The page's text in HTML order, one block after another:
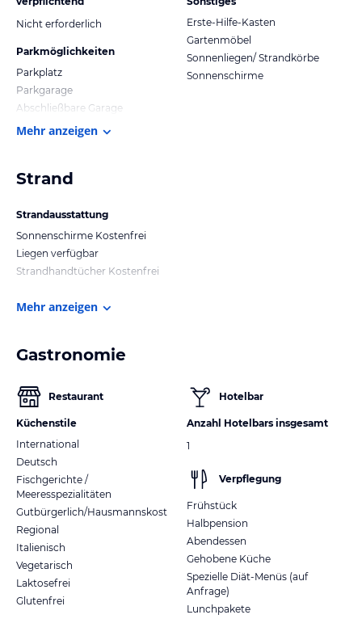
Nicht erforderlich
Parkmöglichkeiten
Parkplatz
Parkgarage
Abschließbare Garage
Erste-Hilfe-Kasten
Gartenmöbel
Sonnenliegen/ Strandkörbe
Sonnenschirme
Mehr anzeigen
Strand
Strandausstattung
Sonnenschirme Kostenfrei
Liegen verfügbar
Strandhandtücher Kostenfrei
Mehr anzeigen
Gastronomie
Restaurant
Küchenstile
International
Deutsch
Fischgerichte /
Meeresspezialitäten
Gutbürgerlich/Hausmannskost
Regional
Italienisch
Vegetarisch
Laktosefrei
Glutenfrei
Hotelbar
Anzahl Hotelbars insgesamt
1
Verpflegung
Frühstück
Halbpension
Abendessen
Gehobene Küche
Spezielle Diät-Menüs (auf
Anfrage)
Lunchpakete